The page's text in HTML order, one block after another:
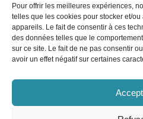
Pour offrir les meilleures expériences,
telles que les cookies pour stocker et/
appareils. Le fait de consentir à ces
des données telles que le
sur ce site. Le fait de ne pas consentir
avoir un effet négatif sur certaines
pour
l’Insertion
Professionnelle ,
dédiée à
l’insertion et
Tableau de
bord du
candidat
Entreprises
Poster une
entreprises